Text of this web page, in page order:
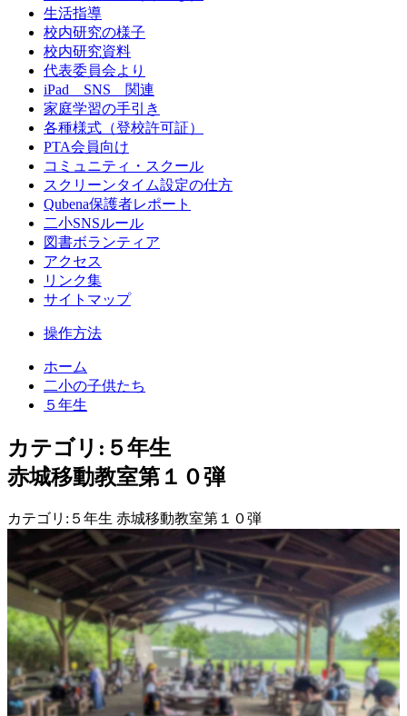
生活指導
校内研究の様子
校内研究資料
代表委員会より
iPad SNS 関連
家庭学習の手引き
各種様式（登校許可証）
PTA会員向け
コミュニティ・スクール
スクリーンタイム設定の仕方
Qubena保護者レポート
二小SNSルール
図書ボランティア
アクセス
リンク集
サイトマップ
操作方法
ホーム
二小の子供たち
５年生
カテゴリ:５年生
赤城移動教室第１０弾
カテゴリ:５年生 赤城移動教室第１０弾